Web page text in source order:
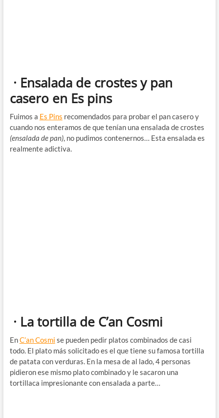
· Ensalada de crostes y pan
casero en Es pins
Fuimos a Es Pins recomendados para probar el pan casero y
cuando nos enteramos de que tenían una ensalada de crostes
(ensalada de pan), no pudimos contenernos… Esta ensalada es
realmente adictiva.
· La tortilla de C’an Cosmi
EnC’an Cosmi se pueden pedir platos combinados de casi
todo. El plato más solicitado es el que tiene su famosa tortilla
de patata con verduras. En la mesa de al lado, 4 personas
pidieron ese mismo plato combinado y le sacaron una
tortillaca impresionante con ensalada a parte…